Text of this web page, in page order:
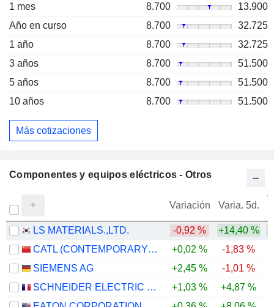
1 mes
8.700
13.900
Año en curso
8.700
32.725
1 año
8.700
32.725
3 años
8.700
51.500
5 años
8.700
51.500
10 años
8.700 51.500
Más cotizaciones
Componentes y equipos eléctricos - Otros
Variación Varia. 5d.
LS MATERIALS.,LTD. -0,92 % +14,40 %
CATL (CONTEMPORARY AMPEREX TECHNOLOGY)
+0,02 % -1,83 %
SIEMENS AG
+2,45 % -1,01 %
SCHNEIDER ELECTRIC SE
+1,03 % +4,87 %